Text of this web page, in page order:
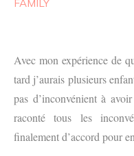
FAMILY
Avec mon expérience de
tard j’aurais plusieurs
pas d’inconvénient à
raconté tous les
finalement d’accord pour